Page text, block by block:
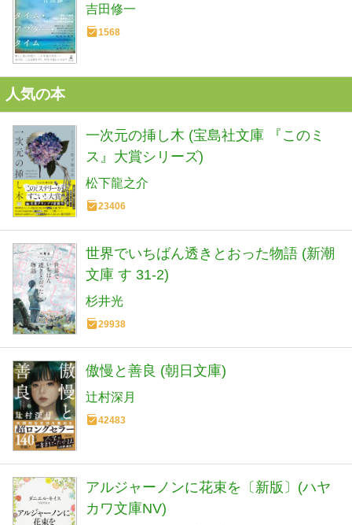
吉田修一
1568
人気の本
一次元の挿し木 (宝島社文庫 『このミ
ス』大賞シリーズ)
松下龍之介
23406
世界でいちばん透きとおった物語 (新潮
文庫 す 31-2)
杉井光
29938
傲慢と善良 (朝日文庫)
辻村深月
42483
アルジャーノンに花束を〔新版〕(ハヤ
カワ文庫NV)